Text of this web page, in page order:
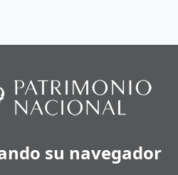
su navegador